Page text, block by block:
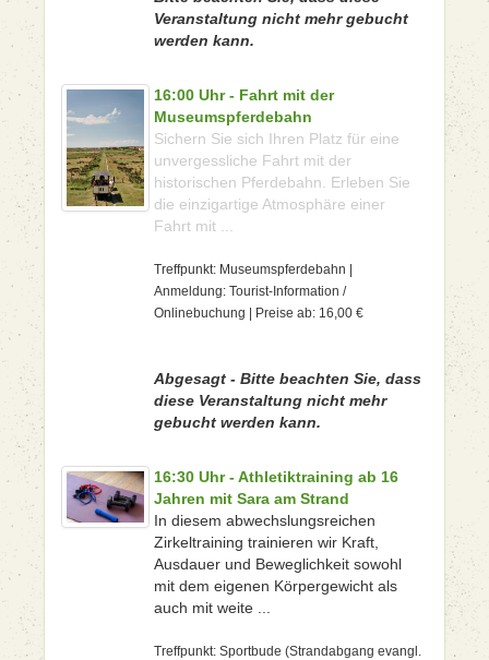
Veranstaltung nicht mehr gebucht
werden kann.
16:00 Uhr - Fahrt mit der
Museumspferdebahn
Sichern Sie sich Ihren Platz für eine
unvergessliche Fahrt mit der
historischen Pferdebahn. Erleben Sie
die einzigartige Atmosphäre einer
Fahrt mit ...
Treffpunkt: Museumspferdebahn |
Anmeldung: Tourist-Information /
Onlinebuchung | Preise ab: 16,00 €
Abgesagt - Bitte beachten Sie, dass
diese Veranstaltung nicht mehr
gebucht werden kann.
16:30 Uhr - Athletiktraining ab 16
Jahren mit Sara am Strand
In diesem abwechslungsreichen
Zirkeltraining trainieren wir Kraft,
Ausdauer und Beweglichkeit sowohl
mit dem eigenen Körpergewicht als
auch mit weite ...
Treffpunkt: Sportbude (Strandabgang evangl.